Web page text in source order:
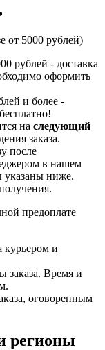
от 5000 рублей)
рублей - доставка
оформить
и более -
на следующий
заказа.
после
в нашем
указаны ниже.
предоплате
курьером и
заказа. Время и
оговоренным
регионы